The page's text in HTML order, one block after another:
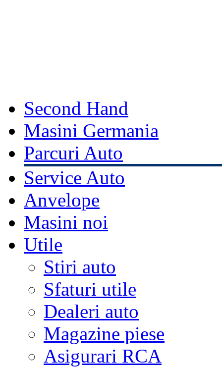
Second Hand
Masini Germania
Parcuri Auto
Service Auto
Anvelope
Masini noi
Utile
Stiri auto
Sfaturi utile
Dealeri auto
Magazine piese
Asigurari RCA